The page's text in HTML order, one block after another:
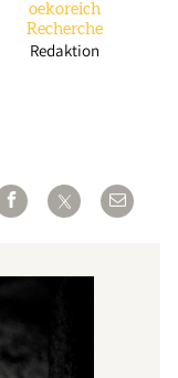
oekoreich
Recherche
Redaktion